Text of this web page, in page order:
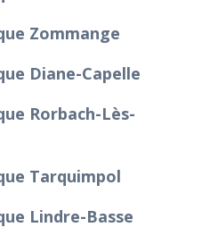
Zommange
Diane-Capelle
Rorbach-Lès-
Tarquimpol
Lindre-Basse